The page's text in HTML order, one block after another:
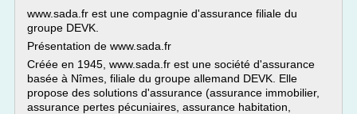
www.sada.fr est une compagnie d'assurance filiale du
groupe DEVK.
Présentation de www.sada.fr
Créée en 1945, www.sada.fr est une société d'assurance
basée à Nîmes, filiale du groupe allemand DEVK. Elle
propose des solutions d'assurance (assurance immobilier,
assurance pertes pécuniaires, assurance habitation,